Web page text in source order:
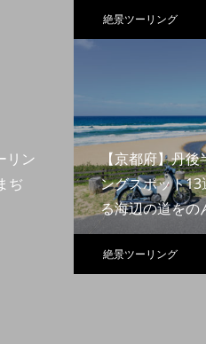
リン
ぢ
絶景ツーリング
【京都府】丹
ングスポット
る海辺の道をの
絶景ツーリング